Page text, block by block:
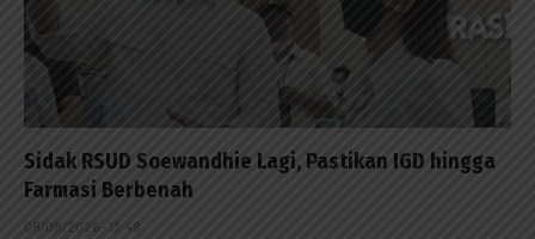
Sidak RSUD Soewandhie Lagi, Pastikan IGD hingga
Farmasi Berbenah
08/08/2026 - 13:48